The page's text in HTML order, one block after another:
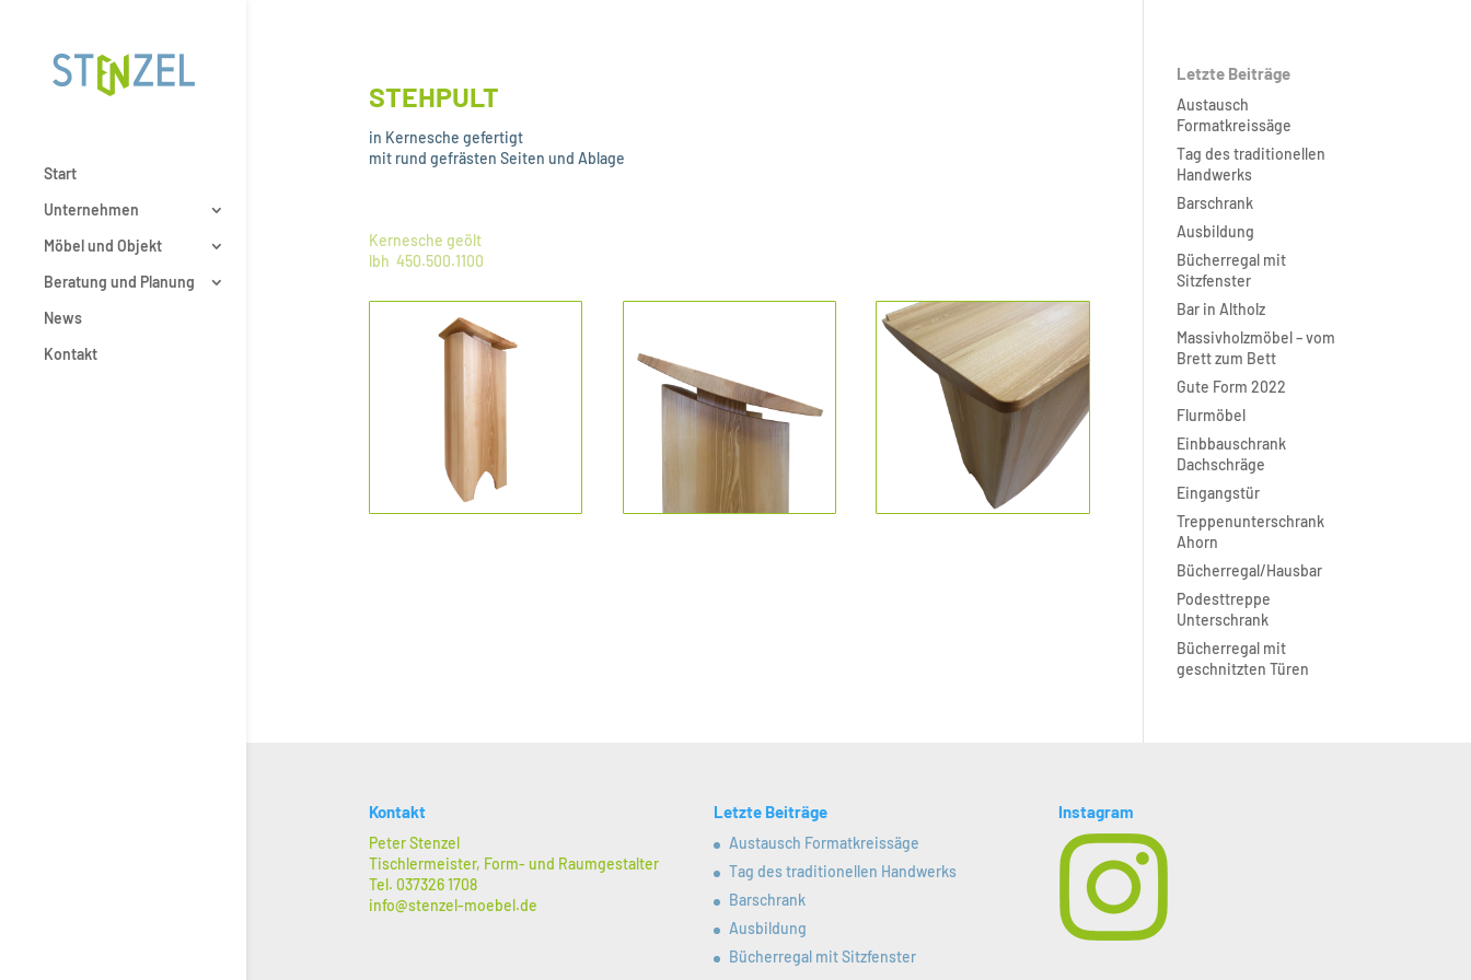
Start
Unternehmen
Möbel und Objekt
Beratung und Planung
News
Kontakt
STEHPULT
in Kernesche gefertigt
mit rund gefrästen Seiten und Ablage
Kernesche geölt
lbh 450.500.1100
Letzte Beiträge
Austausch
Formatkreissäge
Tag des traditionellen
Handwerks
Barschrank
Ausbildung
Bücherregal mit
Sitzfenster
Bar in Altholz
Massivholzmöbel – vom
Brett zum Bett
Gute Form 2022
Flurmöbel
Einbbauschrank
Dachschräge
Eingangstür
Treppenunterschrank
Ahorn
Bücherregal/Hausbar
Podesttreppe
Unterschrank
Bücherregal mit
geschnitzten Türen
Kontakt
Peter Stenzel
Tischlermeister, Form- und Raumgestalter
Tel. 037326 1708
info@stenzel-moebel.de
Letzte Beiträge
Austausch Formatkreissäge
Tag des traditionellen Handwerks
Barschrank
Ausbildung
Bücherregal mit Sitzfenster
Instagram